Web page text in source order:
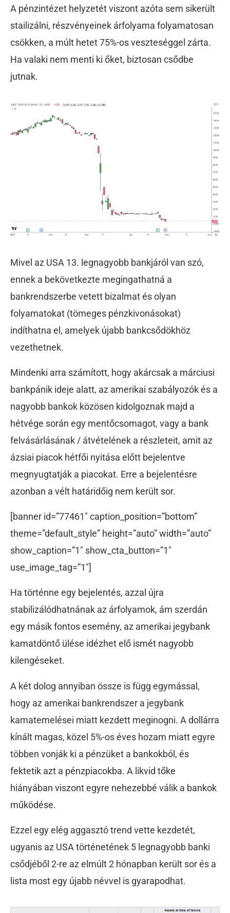
A pénzintézet helyzetét viszont azóta sem sikerült
stailizálni, részvényeinek árfolyama folyamatosan
csökken, a múlt hetet 75%-os veszteséggel zárta.
Ha valaki nem menti ki őket, biztosan csődbe
jutnak.
Mivel az USA 13. legnagyobb bankjáról van szó,
ennek a bekövetkezte megingathatná a
bankrendszerbe vetett bizalmat és olyan
folyamatokat (tömeges pénzkivonásokat)
indíthatna el, amelyek újabb bankcsődökhöz
vezethetnek.
Mindenki arra számított, hogy akárcsak a márciusi
bankpánik ideje alatt, az amerikai szabályozók és a
nagyobb bankok közösen kidolgoznak majd a
hétvége során egy mentőcsomagot, vagy a bank
felvásárlásának / átvételének a részleteit, amit az
ázsiai piacok hétfői nyitása előtt bejelentve
megnyugtatják a piacokat. Erre a bejelentésre
azonban a vélt határidőig nem került sor.
[banner id=”77461″ caption_position=”bottom”
theme=”default_style” height=”auto” width=”auto”
show_caption=”1″ show_cta_button=”1″
use_image_tag=”1″]
Ha történne egy bejelentés, azzal újra
stabilizálódhatnának az árfolyamok, ám szerdán
egy másik fontos esemény, az amerikai jegybank
kamatdöntő ülése idézhet elő ismét nagyobb
kilengéseket.
A két dolog annyiban össze is függ egymással,
hogy az amerikai bankrendszer a jegybank
kamatemelései miatt kezdett meginogni. A dollárra
kínált magas, közel 5%-os éves hozam miatt egyre
többen vonják ki a pénzüket a bankokból, és
fektetik azt a pénzpiacokba. A likvid tőke
hiányában viszont egyre nehezebbé válik a bankok
működése.
Ezzel egy elég aggasztó trend vette kezdetét,
ugyanis az USA történetének 5 legnagyobb banki
csődjéből 2-re az elmúlt 2 hónapban került sor és a
lista most egy újabb névvel is gyarapodhat.